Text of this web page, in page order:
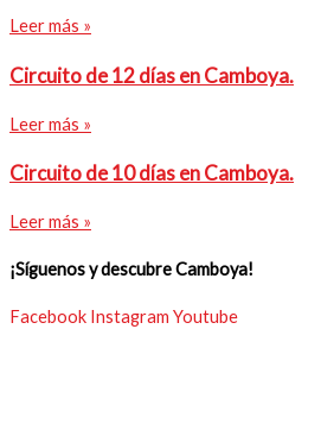
Leer más »
Circuito de 12 días en Camboya.
Leer más »
Circuito de 10 días en Camboya.
Leer más »
¡Síguenos y descubre Camboya!
Facebook Instagram Youtube